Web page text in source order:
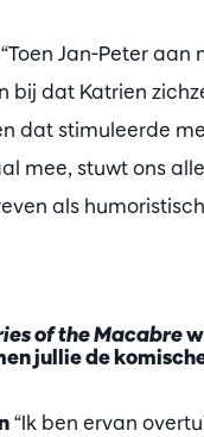
“Toen Jan-Peter
bij dat Katrien
dat stimuleerde
mee, stuwt ons
als
of the Macabre
jullie de
“Ik ben ervan